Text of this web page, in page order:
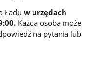
Ładuw urzędach
Każda osoba może
na pytania lub